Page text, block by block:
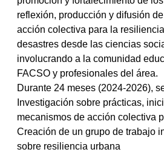
reflexión, producción y difusión
acción colectiva para la
desastres desde las ciencias
involucrando a la comunidad
FACSO y profesionales del área.
Durante 24 meses (2024-2026),
Investigación sobre prácticas,
mecanismos de acción colectiva
Creación de un grupo de trabajo
sobre resiliencia urbana